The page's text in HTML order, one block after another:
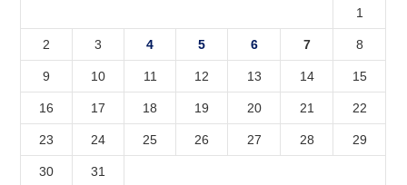
1
2 3 4 5 6 7 8
9 10 11 12 13 14 15
16 17 18 19 20 21 22
23 24 25 26 27 28 29
30
31